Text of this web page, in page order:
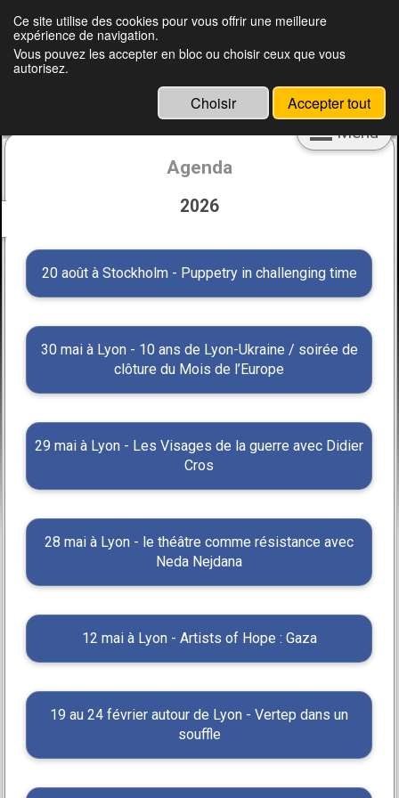
Clément Peretjatko, metteur en scène,
marionnettiste, pédagogue et ingénieur
Menu
Agenda
2026
20 août à Stockholm - Puppetry in challenging time
30 mai à Lyon - 10 ans de Lyon-Ukraine / soirée de
clôture du Mois de l’Europe
29 mai à Lyon - Les Visages de la guerre avec Didier
Cros
28 mai à Lyon - le théâtre comme résistance avec
Neda Nejdana
12 mai à Lyon - Artists of Hope : Gaza
19 au 24 février autour de Lyon - Vertep dans un
souffle
Ce site utilise des cookies pour vous offrir une meilleure
expérience de navigation.
Vous pouvez les accepter en bloc ou choisir ceux que vous
autorisez.
Choisir Accepter tout